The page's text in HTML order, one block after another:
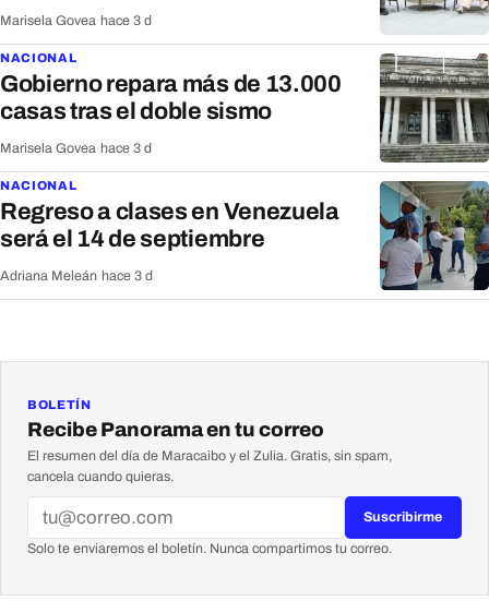
Marisela Govea hace 3 d
NACIONAL
Gobierno repara más de 13.000
casas tras el doble sismo
Marisela Govea hace 3 d
NACIONAL
Regreso a clases en Venezuela
será el 14 de septiembre
Adriana Meleán hace 3 d
BOLETÍN
Recibe Panorama en tu correo
El resumen del día de Maracaibo y el Zulia. Gratis, sin spam,
cancela cuando quieras.
Suscribirme
Solo te enviaremos el boletín. Nunca compartimos tu correo.